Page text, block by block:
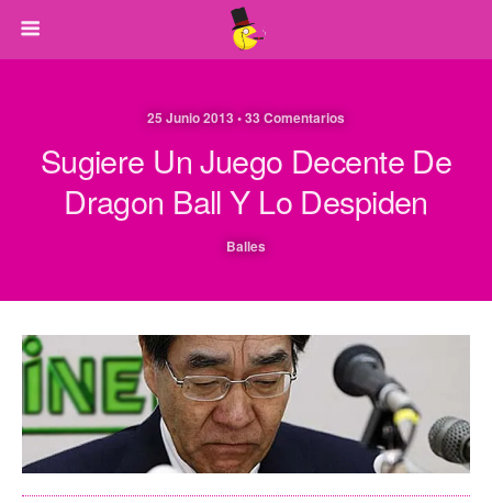
25 Junio 2013 • 33 Comentarios
Sugiere Un Juego Decente De
Dragon Ball Y Lo Despiden
Balles